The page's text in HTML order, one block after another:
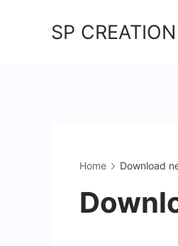
SP CREATION
Home Download